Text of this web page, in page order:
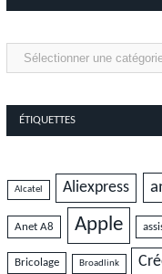
Catégories
ÉTIQUETTES
Alcatel Aliexpress
Anet A8 Apple
Bricolage Broadlink